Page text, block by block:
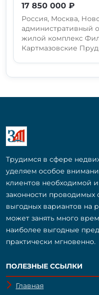
17 850 000 ₽
Россия, Москва,
административный
жилой комплекс
Картмазовские
Трудимся в сфере
уделяем особое
клиентов необходимой
законности
выгодных вариантов на
может занять много
наиболее выгодные
практически мгновенно.
ПОЛЕЗНЫЕ ССЫЛКИ
Главная